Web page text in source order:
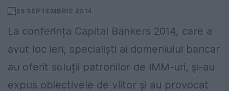
25 SEPTEMBRIE 2014
La conferința Capital Bankers 2014, care a
avut loc ieri, specialiști ai domeniului bancar
au oferit soluții patronilor de IMM-uri, și-au
expus obiectivele de viitor și au provocat